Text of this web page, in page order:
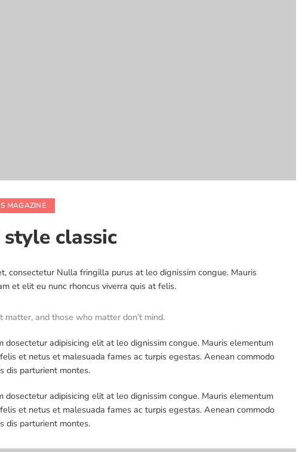
MAGAZINE
classic
consectetur Nulla fringilla purus at leo dignissim congue. Mauris
et elit eu nunc rhoncus viverra quis at felis.
and those who matter don’t mind.
adipisicing elit at leo dignissim congue. Mauris elementum
et netus et malesuada fames ac turpis egestas. Aenean commodo
dis parturient montes.
adipisicing elit at leo dignissim congue. Mauris elementum
et netus et malesuada fames ac turpis egestas. Aenean commodo
dis parturient montes.